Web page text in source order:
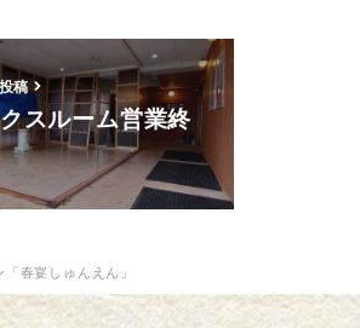
稿
スルーム営業終
春宴しゅんえん」